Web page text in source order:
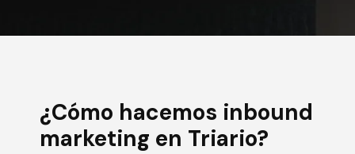
¿Cómo hacemos inbound
marketing en Triario?